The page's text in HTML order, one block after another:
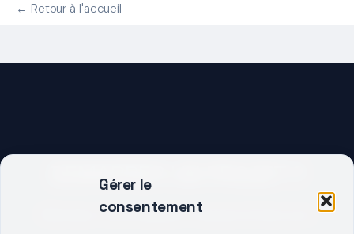
Gérer le
consentement
← Retour à l'accueil
DEMARRER UN PROJET ?
Décrivez votre besoin, trouvez le bon pro.